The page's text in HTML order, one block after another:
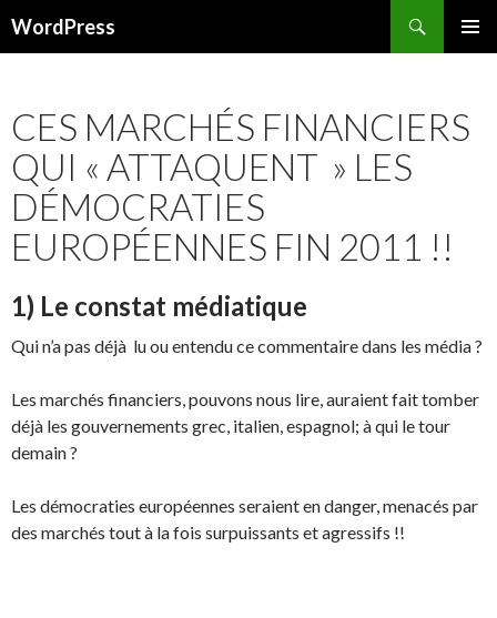
WordPress
CES MARCHÉS FINANCIERS
QUI « ATTAQUENT » LES
DÉMOCRATIES
EUROPÉENNES FIN 2011 !!
1) Le constat médiatique
Qui n’a pas déjà lu ou entendu ce commentaire dans les média ?
Les marchés financiers, pouvons nous lire, auraient fait tomber
déjà les gouvernements grec, italien, espagnol; à qui le tour
demain ?
Les démocraties européennes seraient en danger, menacés par
des marchés tout à la fois surpuissants et agressifs !!